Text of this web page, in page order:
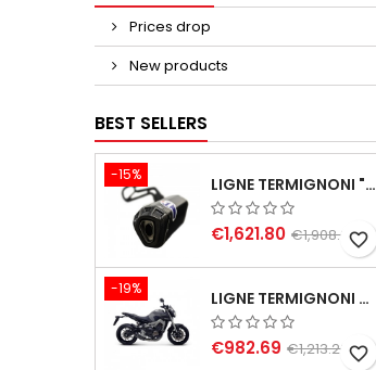
Prices drop
New products
BEST SELLERS
-15% LIGNE TERMIGNONI "BLACK EDITION" CARBONE POUR YAMAHA TMAX 560 2020-2024
€1,621.80 €1,908.00favorite_border
-19% LIGNE TERMIGNONI CARBONE YAMAHA MT09 XSR 900 TRACER 900, TRACER 900 GT
€982.69 €1,213.20favorite_border